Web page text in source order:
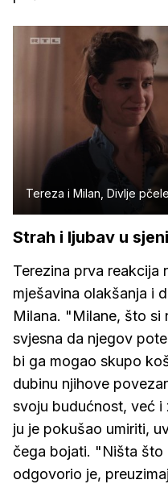
Tereza i Milan, Divlje pčele
Strah i ljubav u
Terezina prva reakcija
mješavina olakšanja i
Milana. "Milane, što si
svjesna da njegov
bi ga mogao skupo
dubinu njihove
svoju budućnost, već i
ju je pokušao umiriti,
čega bojati. "Ništa
odgovorio je,